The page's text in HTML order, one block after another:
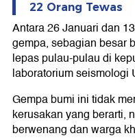
22 Orang Tewas
Antara 26 Januari dan
gempa, sebagian besar
lepas pulau-pulau di
laboratorium seismologi
Gempa bumi ini tidak
kerusakan yang berarti,
berwenang dan warga